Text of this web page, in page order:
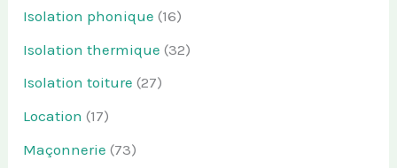
Isolation phonique (16)
Isolation thermique (32)
Isolation toiture (27)
Location (17)
Maçonnerie (73)